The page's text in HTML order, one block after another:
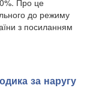
до режиму
з посиланням
за наругу